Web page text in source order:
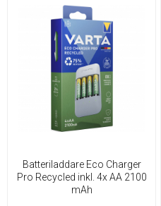
Batteriladdare Eco Charger
Pro Recycled inkl. 4x AA 2100
mAh